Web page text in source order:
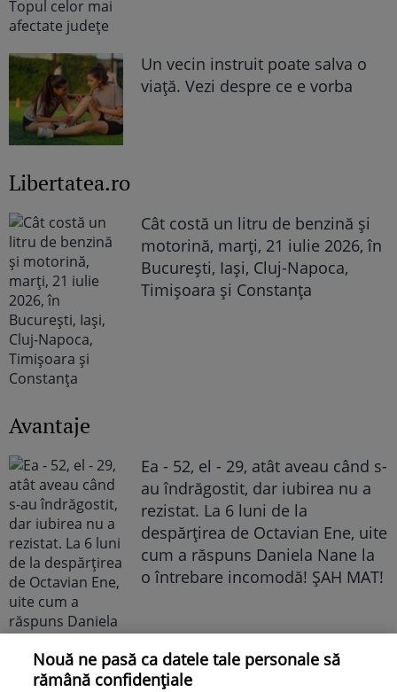
Un vecin instruit poate salva o
viață. Vezi despre ce e vorba
Libertatea.ro
Cât costă un litru de benzină și
motorină, marți, 21 iulie 2026, în
București, Iași, Cluj-Napoca,
Timișoara și Constanța
Avantaje
Ea - 52, el - 29, atât aveau când s-
au îndrăgostit, dar iubirea nu a
rezistat. La 6 luni de la
despărțirea de Octavian Ene, uite
cum a răspuns Daniela Nane la
o întrebare incomodă! ȘAH MAT!
Nouă ne pasă ca datele tale personale să
rămână confidențiale